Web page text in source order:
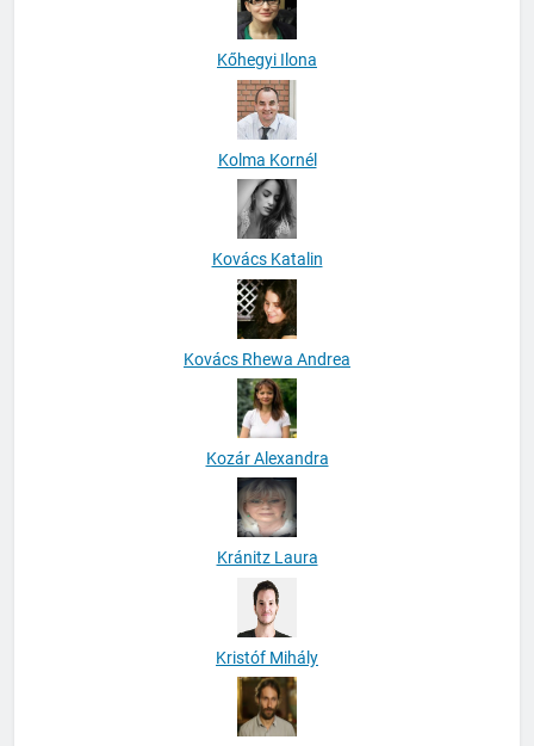
Kőhegyi Ilona
Kolma Kornél
Kovács Katalin
Kovács Rhewa Andrea
Kozár Alexandra
Kránitz Laura
Kristóf Mihály